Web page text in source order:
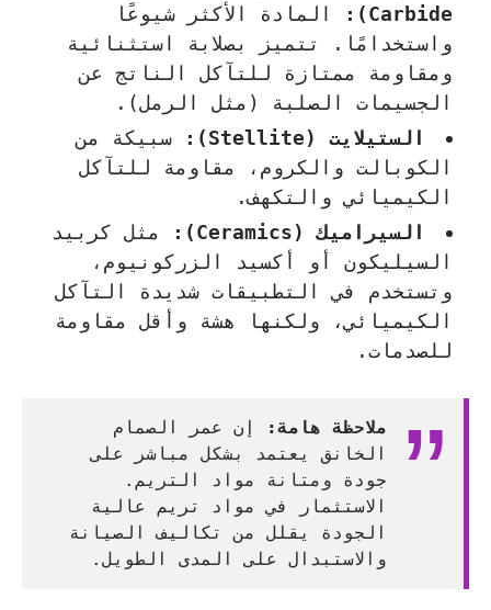
Carbide):
المادة الأكثر شيوعًا
واستخدامًا. تتميز بصلابة استثنائية
ومقاومة ممتازة للتآكل الناتج عن
الجسيمات الصلبة (مثل الرمل).
الستيلايت (Stellite):
سبيكة من
الكوبالت والكروم، مقاومة للتآكل
الكيميائي والتكهف.
السيراميك (Ceramics):
مثل كربيد
السيليكون أو أكسيد الزركونيوم،
وتستخدم في التطبيقات شديدة التآكل
الكيميائي، ولكنها هشة وأقل مقاومة
للصدمات.
ملاحظة هامة:
إن عمر الصمام
الخانق يعتمد بشكل مباشر على
جودة ومتانة مواد التريم.
الاستثمار في مواد تريم عالية
الجودة يقلل من تكاليف الصيانة
والاستبدال على المدى الطويل.